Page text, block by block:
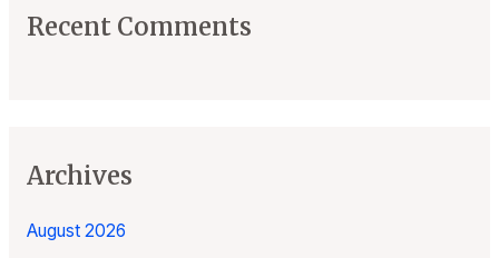
Recent Comments
Archives
August 2026